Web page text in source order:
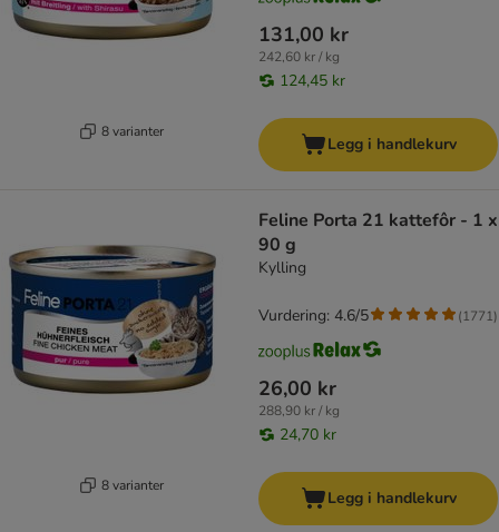
8 varianter
131,00 kr
242,60 kr / kg
124,45 kr
Legg i handlekurv
8 varianter
Feline Porta 21 kattefôr - 1 x
90 g
Kylling
26,00 kr
288,90 kr / kg
24,70 kr
Vurdering: 4.6/5 (1771)
Legg i handlekurv